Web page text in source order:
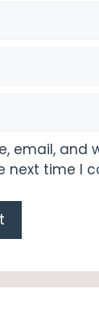
email, and
next time I